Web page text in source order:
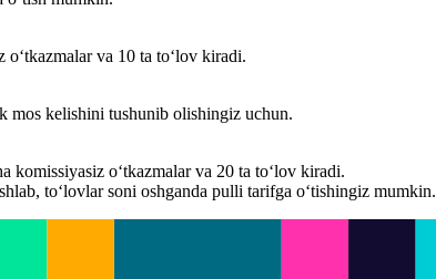
o‘tkazmalar va 10 ta to‘lov kiradi.
kelishini tushunib olishingiz uchun.
komissiyasiz o‘tkazmalar va 20 ta to‘lov kiradi.
to‘lovlar soni oshganda pulli tarifga o‘tishingiz mumkin.